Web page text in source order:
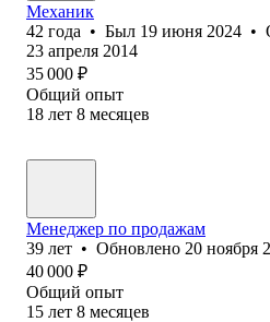
Механик
42 года • Был 19 июня 2024 •
23 апреля 2014
35 000 ₽
Общий опыт
18 лет 8 месяцев
Менеджер по продажам
39 лет • Обновлено 20 ноября
40 000 ₽
Общий опыт
15 лет 8 месяцев